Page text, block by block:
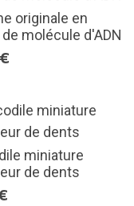
originale en
molécule d'ADN
miniature
de dents